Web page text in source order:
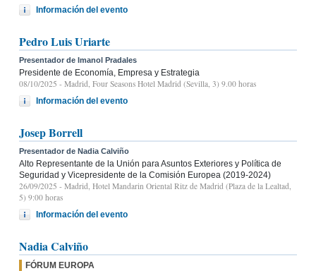
Información del evento
Pedro Luis Uriarte
Presentador de Imanol Pradales
Presidente de Economía, Empresa y Estrategia
08/10/2025 - Madrid, Four Seasons Hotel Madrid (Sevilla, 3) 9.00 horas
Información del evento
Josep Borrell
Presentador de Nadia Calviño
Alto Representante de la Unión para Asuntos Exteriores y Política de
Seguridad y Vicepresidente de la Comisión Europea (2019-2024)
26/09/2025 - Madrid, Hotel Mandarin Oriental Ritz de Madrid (Plaza de la Lealtad,
5) 9:00 horas
Información del evento
Nadia Calviño
FÓRUM EUROPA